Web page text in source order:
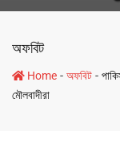
অফবিট
Home - অফবিট -
মৌলবাদীরা